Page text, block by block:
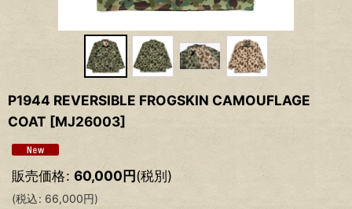
P1944 REVERSIBLE FROGSKIN CAMOUFLAGE
COAT [MJ26003]
販売価格: 60,000円(税別)
(税込: 66,000円)